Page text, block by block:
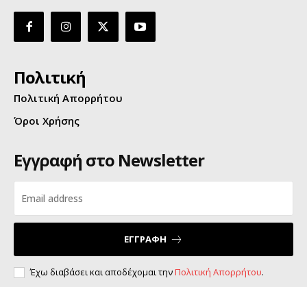
Πολιτική
Πολιτική Απορρήτου
Όροι Χρήσης
Εγγραφή στο Newsletter
ΕΓΓΡΑΦΗ
Έχω διαβάσει και αποδέχομαι τηνΠολιτική Απορρήτου.